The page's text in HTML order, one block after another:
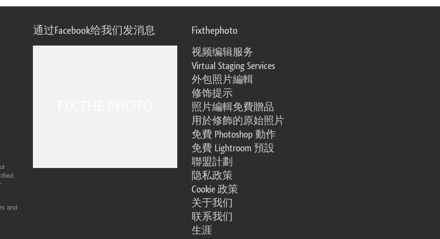
and
通过Facebook给我们发消息 Fixthephoto
视频编辑服务
Virtual Staging Services
外包照片編輯
修饰提示
照片編輯免費贈品
用於修飾的原始照片
免費 Photoshop 動作
免費 Lightroom 預設
聯盟計劃
隐私政策
Cookie 政策
关于我们
联系我们
生涯